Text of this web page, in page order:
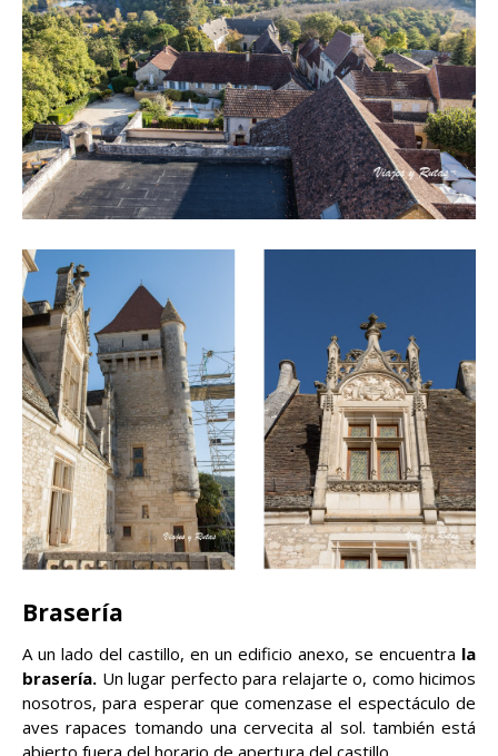
Brasería
A un lado del castillo, en un edificio anexo, se encuentra la
brasería. Un lugar perfecto para relajarte o, como hicimos
nosotros, para esperar que comenzase el espectáculo de
aves rapaces tomando una cervecita al sol. también está
abierto fuera del horario de apertura del castillo.